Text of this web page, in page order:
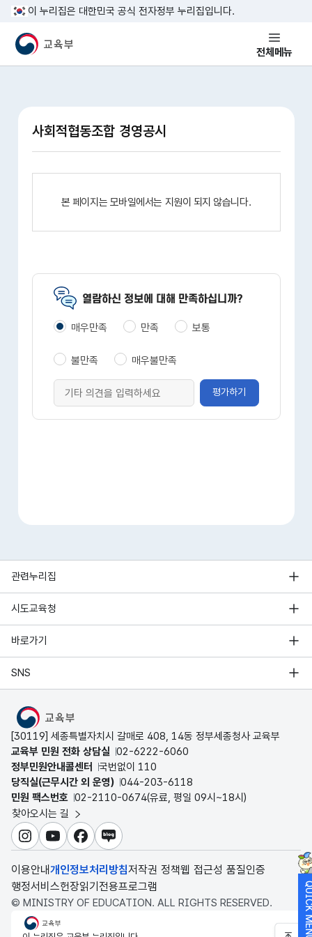
본문 바로가기
이 누리집은 대한민국 공식 전자정부 누리집입니다.
교육부 국민 메인홈페이지 전체메뉴
사회적협동조합 경영공시
본 페이지는 모바일에서는 지원이 되지 않습니다.
열람하신 정보에 대해 만족하십니까?
매우만족 만족 보통
불만족 매우불만족
평가하기
관련누리집
시도교육청
바로가기
SNS
MOE
[30119] 세종특별자치시 갈매로 408, 14동 정부세종청사 교육부
교육부 민원 전화 상담실 02-6222-6060
정부민원안내콜센터
국번없이 110
당직실(근무시간 외 운영) 044-203-6118
민원 팩스번호 02-2110-0674(유료, 평일 09시~18시)
찾아오시는 길
인스타그램
유튜브페이스북
블로그
이용안내개인정보처리방침저작권 정책웹 접근성 품질인증
행정서비스헌장읽기전용프로그램
© MINISTRY OF EDUCATION. ALL RIGHTS RESERVED.
교육부